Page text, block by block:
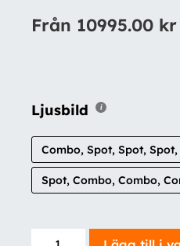
Från 10995.00 kr
Ljusbild
Combo, Spot, Spot,
Spot, Combo, Combo,